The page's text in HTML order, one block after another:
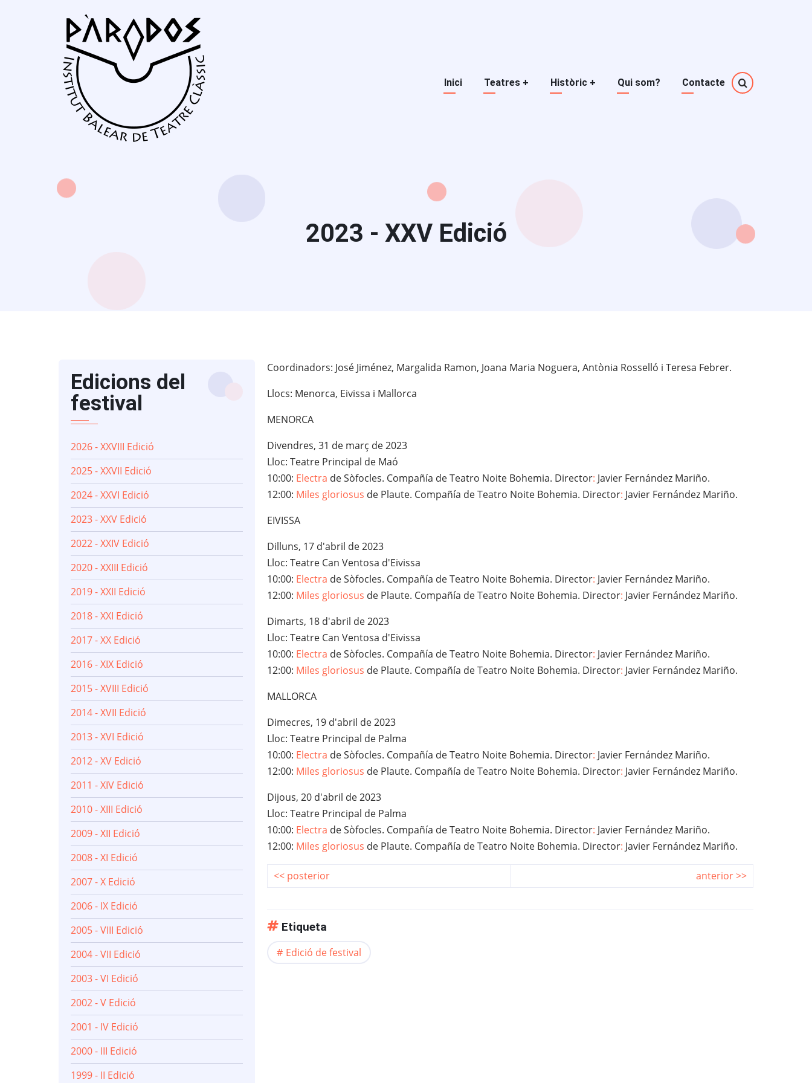
Navegació
Inici Teatres + Històric + Qui som? Contacte
2023 - XXV Edició
Coordinadors: José Jiménez, Margalida Ramon, Joana Maria Noguera, Antònia Rosselló i Teresa Febrer.
Llocs: Menorca, Eivissa i Mallorca
MENORCA
Divendres, 31 de març de 2023
Lloc: Teatre Principal de Maó
10:00: Electra de Sòfocles. Compañía de Teatro Noite Bohemia. Director: Javier Fernández Mariño.
12:00: Miles gloriosus de Plaute. Compañía de Teatro Noite Bohemia. Director: Javier Fernández Mariño.
EIVISSA
Dilluns, 17 d'abril de 2023
Lloc: Teatre Can Ventosa d'Eivissa
10:00: Electra de Sòfocles. Compañía de Teatro Noite Bohemia. Director: Javier Fernández Mariño.
12:00: Miles gloriosus de Plaute. Compañía de Teatro Noite Bohemia. Director: Javier Fernández Mariño.
Dimarts, 18 d'abril de 2023
Lloc: Teatre Can Ventosa d'Eivissa
10:00: Electra de Sòfocles. Compañía de Teatro Noite Bohemia. Director: Javier Fernández Mariño.
12:00: Miles gloriosus de Plaute. Compañía de Teatro Noite Bohemia. Director: Javier Fernández Mariño.
MALLORCA
Dimecres, 19 d'abril de 2023
Lloc: Teatre Principal de Palma
10:00: Electra de Sòfocles. Compañía de Teatro Noite Bohemia. Director: Javier Fernández Mariño.
12:00: Miles gloriosus de Plaute. Compañía de Teatro Noite Bohemia. Director: Javier Fernández Mariño.
Dijous, 20 d'abril de 2023
Lloc: Teatre Principal de Palma
10:00: Electra de Sòfocles. Compañía de Teatro Noite Bohemia. Director: Javier Fernández Mariño.
12:00: Miles gloriosus de Plaute. Compañía de Teatro Noite Bohemia. Director: Javier Fernández Mariño.
<< posterior anterior >>
Etiqueta
Edició de festival
Edicions del
festival
2026 - XXVIII Edició
2025 - XXVII Edició
2024 - XXVI Edició
2023 - XXV Edició
2022 - XXIV Edició
2020 - XXIII Edició
2019 - XXII Edició
2018 - XXI Edició
2017 - XX Edició
2016 - XIX Edició
2015 - XVIII Edició
2014 - XVII Edició
2013 - XVI Edició
2012 - XV Edició
2011 - XIV Edició
2010 - XIII Edició
2009 - XII Edició
2008 - XI Edició
2007 - X Edició
2006 - IX Edició
2005 - VIII Edició
2004 - VII Edició
2003 - VI Edició
2002 - V Edició
2001 - IV Edició
2000 - III Edició
1999 - II Edició